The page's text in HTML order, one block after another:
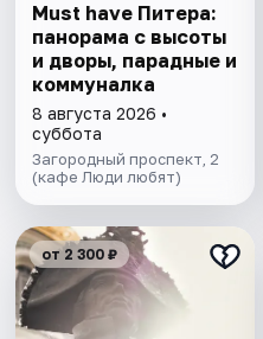
Must have Питера:
панорама с высоты
и дворы, парадные и
коммуналка
8 августа 2026 •
суббота
Загородный проспект, 2
(кафе Люди любят)
от 2 300 ₽